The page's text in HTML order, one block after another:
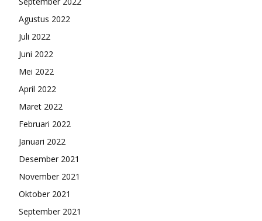
Agustus 2022
Juli 2022
Juni 2022
Mei 2022
April 2022
Maret 2022
Februari 2022
Januari 2022
Desember 2021
November 2021
Oktober 2021
September 2021